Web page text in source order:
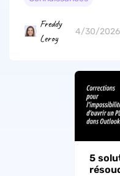
Freddy
Leroy
4/30/2026
5